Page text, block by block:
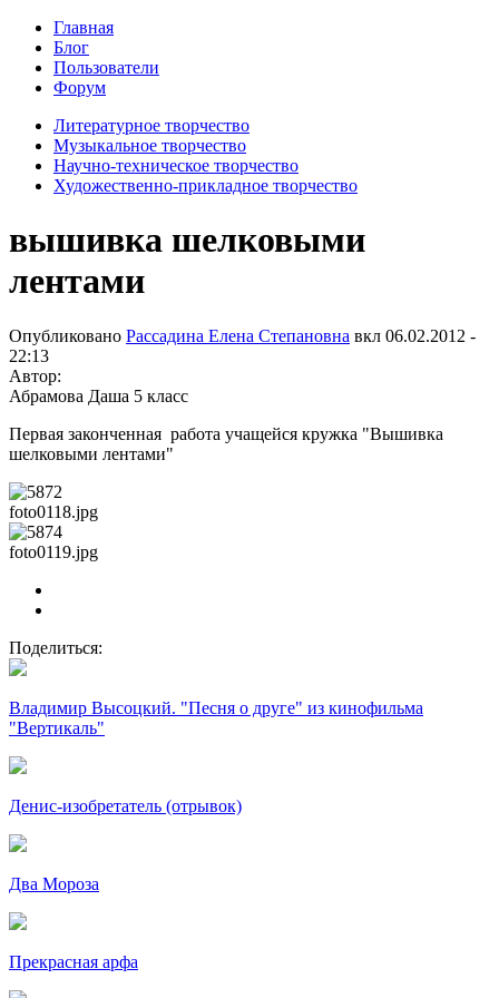
Главная
Блог
Пользователи
Форум
Литературное творчество
Музыкальное творчество
Научно-техническое творчество
Художественно-прикладное творчество
вышивка шелковыми
лентами
Опубликовано Рассадина Елена Степановна вкл 06.02.2012 -
22:13
Автор:
Абрамова Даша 5 класс
Первая законченная работа учащейся кружка "Вышивка
шелковыми лентами"
foto0118.jpg
foto0119.jpg
Поделиться:
Владимир Высоцкий. "Песня о друге" из кинофильма
"Вертикаль"
Денис-изобретатель (отрывок)
Два Мороза
Прекрасная арфа